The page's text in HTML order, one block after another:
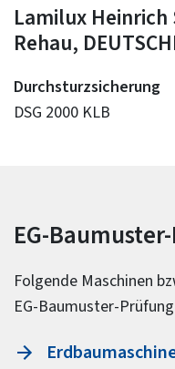
Lamilux Heinrich
Rehau,
Durchsturzsicherung
DSG 2000 KLB
EG-
Folgende Maschinen
EG-Baumuster-